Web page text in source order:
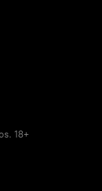
18+